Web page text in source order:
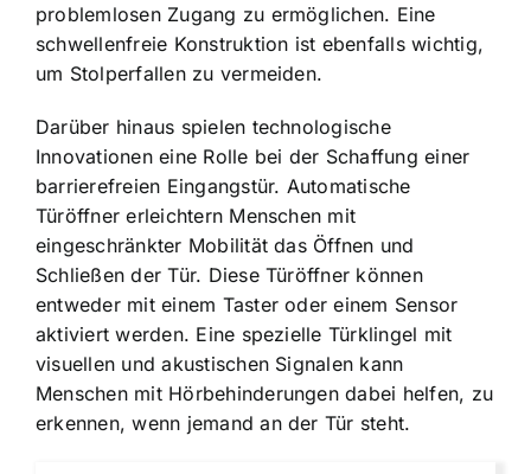
problemlosen Zugang zu ermöglichen. Eine
schwellenfreie Konstruktion ist ebenfalls wichtig,
um Stolperfallen zu vermeiden.
Darüber hinaus spielen technologische
Innovationen eine Rolle bei der Schaffung einer
barrierefreien Eingangstür. Automatische
Türöffner erleichtern Menschen mit
eingeschränkter Mobilität das Öffnen und
Schließen der Tür. Diese Türöffner können
entweder mit einem Taster oder einem Sensor
aktiviert werden. Eine spezielle Türklingel mit
visuellen und akustischen Signalen kann
Menschen mit Hörbehinderungen dabei helfen, zu
erkennen, wenn jemand an der Tür steht.